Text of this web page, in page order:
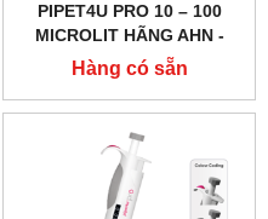
PIPET4U PRO 10 – 100
MICROLIT HÃNG AHN -
ĐỨC
Hàng có sẵn